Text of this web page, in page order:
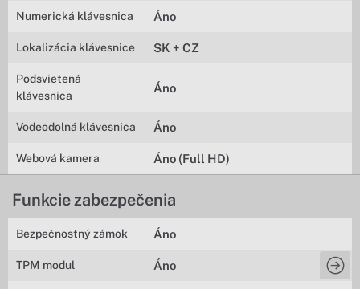
Numerická klávesnica Áno
Lokalizácia klávesnice SK + CZ
Podsvietená
klávesnica
Áno
Vodeodolná klávesnica Áno
Webová kamera Áno (Full HD)
Funkcie zabezpečenia
Bezpečnostný zámok Áno
TPM modul Áno